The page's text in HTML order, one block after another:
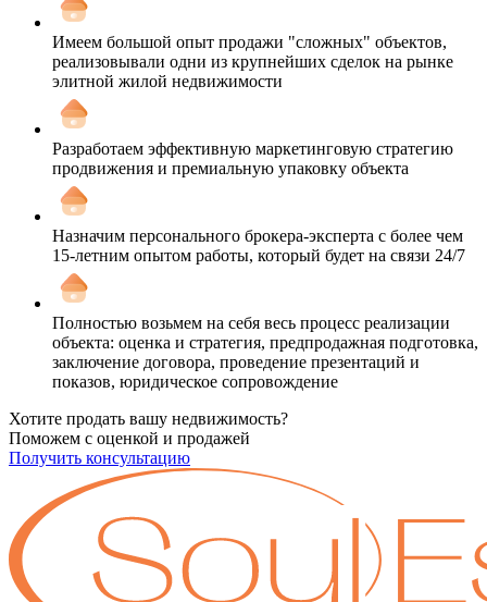
Имеем большой опыт продажи "сложных" объектов,
реализовывали одни из крупнейших сделок на рынке
элитной жилой недвижимости
Разработаем эффективную маркетинговую стратегию
продвижения и премиальную упаковку объекта
Назначим персонального брокера-эксперта с более чем
15-летним опытом работы, который будет на связи 24/7
Полностью возьмем на себя весь процесс реализации
объекта: оценка и стратегия, предпродажная подготовка,
заключение договора, проведение презентаций и
показов, юридическое сопровождение
Хотите продать вашу недвижимость?
Поможем с оценкой и продажей
Получить консультацию